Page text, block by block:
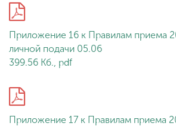
Приложение 16 к Правилам приема
личной подачи 05.06
399.56 Кб., pdf
Приложение 17 к Правилам приема